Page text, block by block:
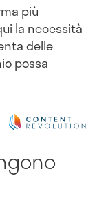
più
la necessità
delle
possa